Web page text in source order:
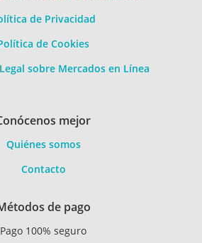
de Privacidad
de Cookies
sobre Mercados en Línea
mejor
Quiénes somos
Contacto
de pago
Pago 100% seguro